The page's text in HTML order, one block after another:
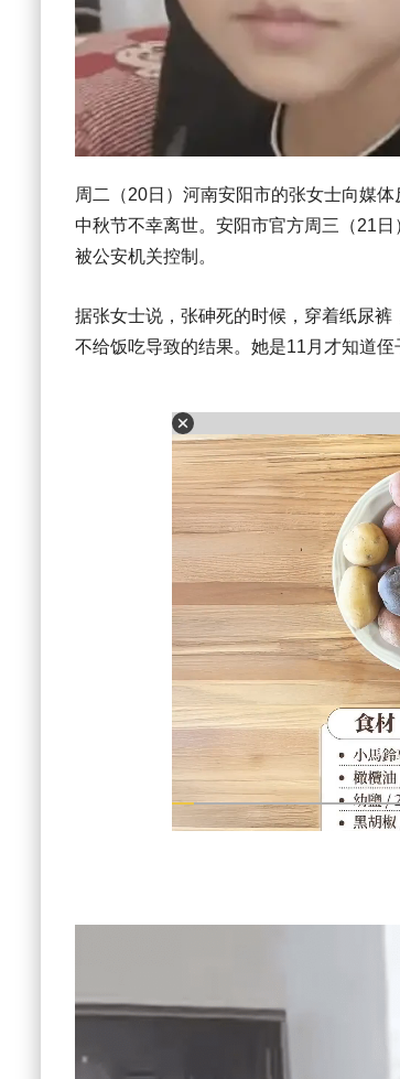
周二（20日）河南安阳市的张女士向媒
中秋节不幸离世。安阳市官方周三（21
被公安机关控制。
据张女士说，张砷死的时候，穿着纸尿裤
不给饭吃导致的结果。她是11月才知道侄